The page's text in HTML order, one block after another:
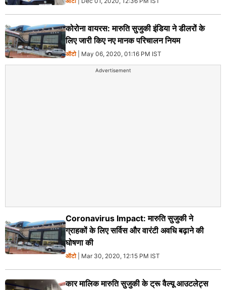
कोरोना वायरस: मारुति सुजुकी इंडिया ने डीलरों के
लिए जारी किए नए मानक परिचालन नियम
ऑटो| May 06, 2020, 01:16 PM IST
Advertisement
Coronavirus Impact: मारुति सुजुकी ने
ग्राहकों के लिए सर्विस और वारंटी अवधि बढ़ाने की
घोषणा की
ऑटो| Mar 30, 2020, 12:15 PM IST
कार मालिक मारुति सुजुकी के ट्रू वैल्यू आउटलेट्स